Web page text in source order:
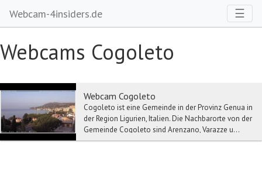
Webcam-4insiders.de ☰
Webcams Cogoleto
Webcam Cogoleto
Cogoleto ist eine Gemeinde in der Provinz Genua in
der Region Ligurien, Italien. Die Nachbarorte von der
Gemeinde Cogoleto sind Arenzano, Varazze u...